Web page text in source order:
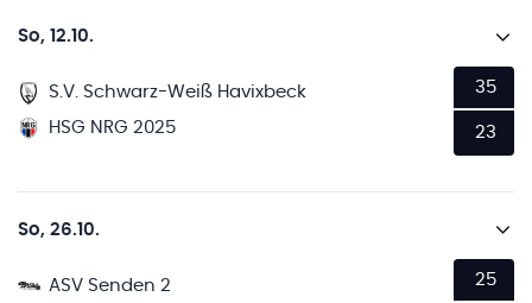
So, 12.10.
S.V. Schwarz-Weiß Havixbeck
HSG NRG 2025
35
23
So, 26.10.
ASV Senden 2
25